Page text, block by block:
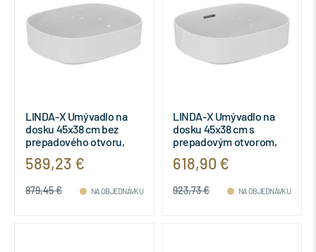
LINDA-X Umývadlo na
dosku 45x38 cm bez
prepadového otvoru,
T4400V1
589,23 €
879,45 € NA OBJEDNÁVKU
LINDA-X Umývadlo na
dosku 45x38 cm s
prepadovým otvorom,
T4399V1
618,90 €
923,73 € NA OBJEDNÁVKU